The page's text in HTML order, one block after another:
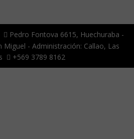
Pedro Fontova 6615, Huechuraba -
Miguel - Administración: Callao, Las
+569 3789 8162